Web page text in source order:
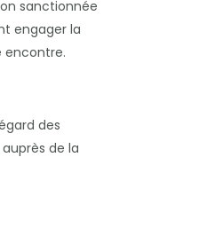
sanctionnée
engager la
encontre.
des
de la